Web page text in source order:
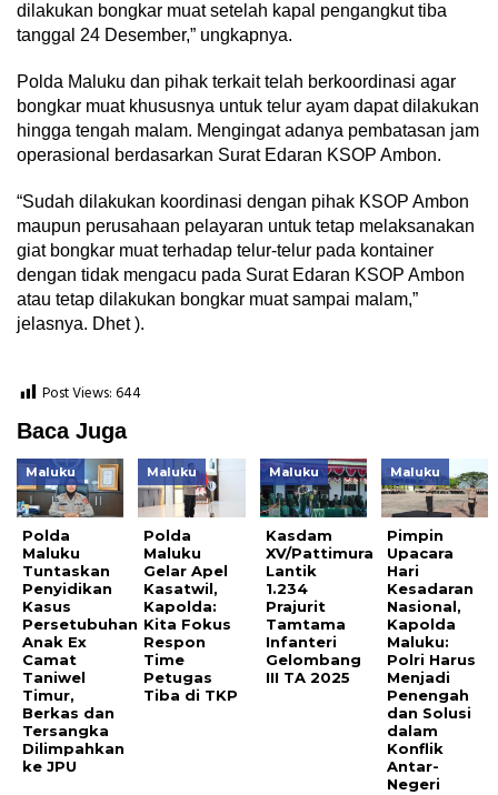
dilakukan bongkar muat setelah kapal pengangkut tiba
tanggal 24 Desember,” ungkapnya.
Polda Maluku dan pihak terkait telah berkoordinasi agar
bongkar muat khususnya untuk telur ayam dapat dilakukan
hingga tengah malam. Mengingat adanya pembatasan jam
operasional berdasarkan Surat Edaran KSOP Ambon.
“Sudah dilakukan koordinasi dengan pihak KSOP Ambon
maupun perusahaan pelayaran untuk tetap melaksanakan
giat bongkar muat terhadap telur-telur pada kontainer
dengan tidak mengacu pada Surat Edaran KSOP Ambon
atau tetap dilakukan bongkar muat sampai malam,”
jelasnya. Dhet ).
Post Views:644
Baca Juga
Maluku
Polda
Maluku
Tuntaskan
Penyidikan
Kasus
Persetubuhan
Anak Ex
Camat
Taniwel
Timur,
Berkas dan
Tersangka
Dilimpahkan
ke JPU
Maluku
Polda
Maluku
Gelar Apel
Kasatwil,
Kapolda:
Kita Fokus
Respon
Time
Petugas
Tiba di TKP
Maluku
Kasdam
XV/Pattimura
Lantik
1.234
Prajurit
Tamtama
Infanteri
Gelombang
III TA 2025 ​
Maluku
Pimpin
Upacara
Hari
Kesadaran
Nasional,
Kapolda
Maluku:
Polri Harus
Menjadi
Penengah
dan Solusi
dalam
Konflik
Antar-
Negeri